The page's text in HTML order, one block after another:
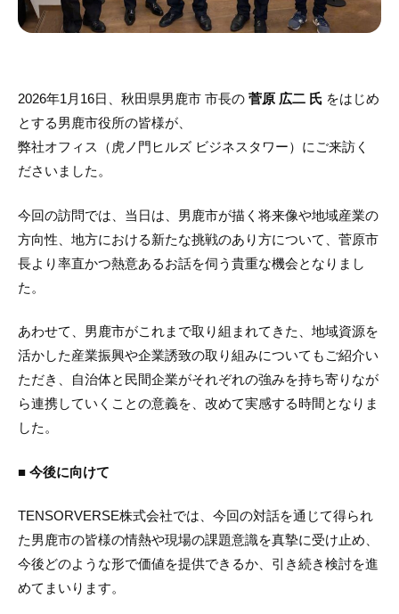
2026年1月16日、秋田県男鹿市 市長の 菅原 広二 氏 をはじめ
とする男鹿市役所の皆様が、
弊社オフィス（虎ノ門ヒルズ ビジネスタワー）にご来訪く
ださいました。
今回の訪問では、当日は、男鹿市が描く将来像や地域産業の
方向性、地方における新たな挑戦のあり方について、菅原市
長より率直かつ熱意あるお話を伺う貴重な機会となりまし
た。
あわせて、男鹿市がこれまで取り組まれてきた、地域資源を
活かした産業振興や企業誘致の取り組みについてもご紹介い
ただき、自治体と民間企業がそれぞれの強みを持ち寄りなが
ら連携していくことの意義を、改めて実感する時間となりま
した。
■ 今後に向けて
TENSORVERSE株式会社では、今回の対話を通じて得られ
た男鹿市の皆様の情熱や現場の課題意識を真摯に受け止め、
今後どのような形で価値を提供できるか、引き続き検討を進
めてまいります。